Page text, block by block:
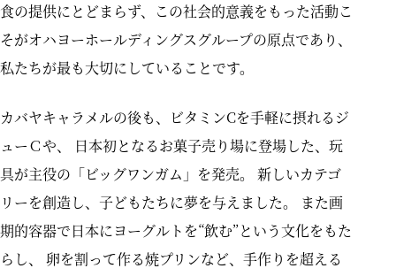
食の提供にとどまらず、この社会的意義をもった活動こ
そがオハヨーホールディングスグループの原点であり、
私たちが最も大切にしていることです。
カバヤキャラメルの後も、ビタミンCを手軽に摂れるジ
ューＣや、
日本初となるお菓子売り場に登場した、玩
具が主役の「ビッグワンガム」を発売。
新しいカテゴ
リーを創造し、子どもたちに夢を与えました。
また画
期的容器で日本にヨーグルトを“飲む”という文化をもた
らし、
卵を割って作る焼プリンなど、手作りを超える